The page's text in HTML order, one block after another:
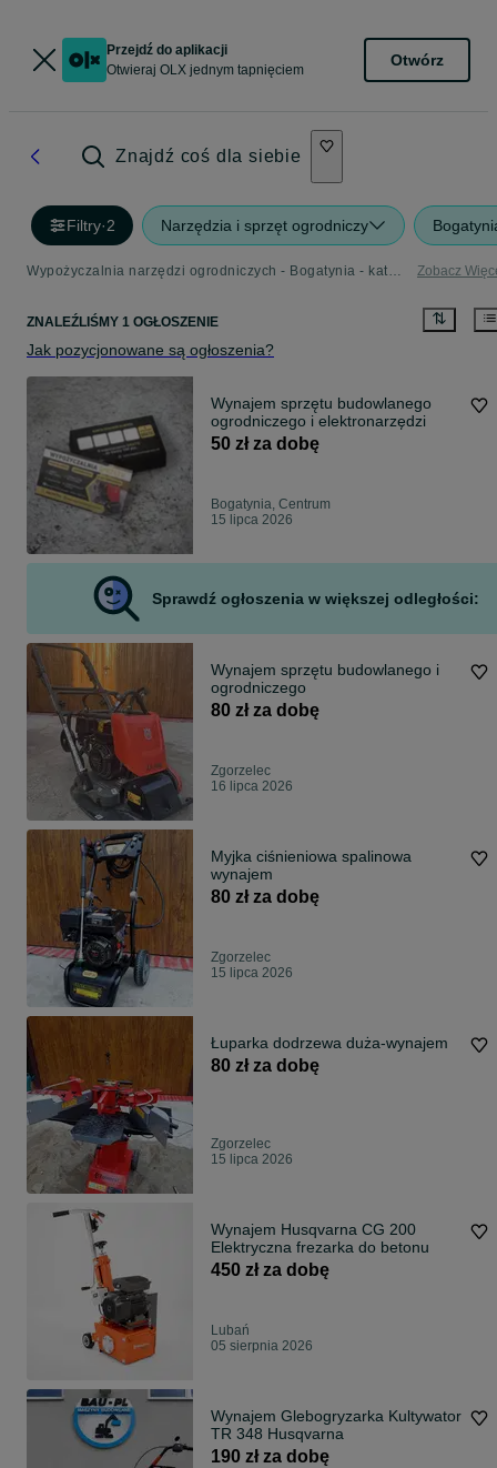
Przejdź do aplikacji
Otwieraj OLX jednym tapnięciem
Otwórz
Znajdź coś dla siebie
Filtry·2 Narzędzia i sprzęt ogrodniczy
Wypożyczalnia narzędzi ogrodniczych - Bogatynia - kategoria Narzędzia i Sprzęt Ogrodniczy Zobacz
ZNALEŹLIŚMY 1 OGŁOSZENIE
Jak pozycjonowane są ogłoszenia?
Wynajem sprzętu budowlanego
ogrodniczego i elektronarzędzi
50 zł za dobę
Bogatynia, Centrum
15 lipca 2026
Sprawdź ogłoszenia w większej odległości:
Wynajem sprzętu budowlanego i
ogrodniczego
80 zł za dobę
Zgorzelec
16 lipca 2026
Myjka ciśnieniowa spalinowa
wynajem
80 zł za dobę
Zgorzelec
15 lipca 2026
Łuparka dodrzewa duża-wynajem
80 zł za dobę
Zgorzelec
15 lipca 2026
Wynajem Husqvarna CG 200
Elektryczna frezarka do betonu
450 zł za dobę
Lubań
05 sierpnia 2026
Wynajem Glebogryzarka Kultywator
TR 348 Husqvarna
190 zł za dobę